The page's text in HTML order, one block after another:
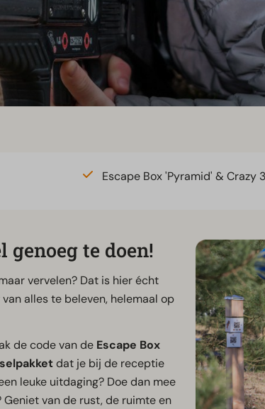
Escape Box 'Pyramid' & Crazy
te doen!
vervelen? Dat is hier écht
alles te beleven, helemaal op
de code van de Escape Box
dat je bij de receptie
leuke uitdaging? Doe dan mee
Geniet van de rust, de ruimte en